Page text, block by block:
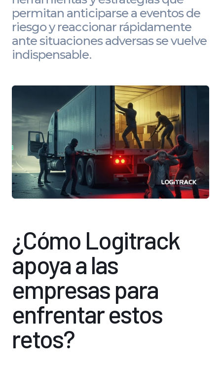
permitan anticiparse a eventos de
riesgo y reaccionar rápidamente
ante situaciones adversas se vuelve
indispensable.
¿Cómo Logitrack
apoya a las
empresas para
enfrentar estos
retos?